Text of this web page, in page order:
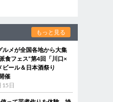
もっと見る
ルメが全国各地から大集
食フェス”第4回「川口×
ビール＆日本酒祭り
催
日